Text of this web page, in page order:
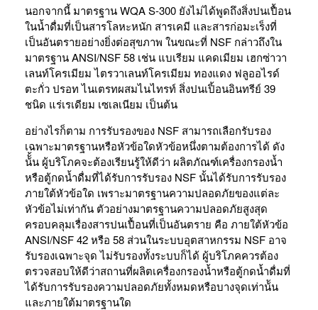
นอกจากนี้ มาตรฐาน WQA S-300 ยังไม่ได้พูดถึงสิ่งปนเปื้อน
ในน้ำดื่มที่เป็นสารโลหะหนัก สารเคมี และสารก่อมะเร็งที่
เป็นอันตรายอย่างยิ่งต่อสุขภาพ ในขณะที่ NSF กล่าวถึงใน
มาตรฐาน ANSI/NSF 58 เช่น แบเรียม แคดเมียม เฮกซ่าวา
เลนท์โครเมียม ไตรวาเลนท์โครเมียม ทองแดง ฟลูออไรด์
ตะกั่ว ปรอท ไนเตรทผสมไนไทรท์ สิ่งปนเปิ้อนอินทรีย์ 39
ชนิด แร่เรเดียม เซเลเนียม เป็นต้น
อย่างไรก็ตาม การรับรองของ NSF สามารถเลือกรับรอง
เฉพาะมาตรฐานหรือหัวข้อใดหัวข้อหนึ่งตามต้องการได้ ดัง
น้ั้น ผู้บริโภคจะต้องเรียนรู้ให้ดีว่า ผลิตภัณฑ์เครื่องกรองน้ำ
หรือตู้กดน้ำดื่มที่ได้รับการรับรอง NSF นั้นได้รับการรับรอง
ภายใต้หัวข้อใด เพราะมาตรฐานความปลอดภัยของแต่ละ
หัวข้อไม่เท่ากัน ตัวอย่างมาตรฐานความปลอดภัยสูงสุด
ครอบคลุมเรื่องสารปนเปื้อนที่เป็นอันตราย คือ ภายใต้หัวข้อ
ANSI/NSF 42 หรือ 58 ส่วนในระบบอุตสาหกรรม NSF อาจ
รับรองเฉพาะจุด ไม่รับรองทั้งระบบก็ได้ ผู้บริโภคควรต้อง
ตรวจสอบให้ดีว่าสถานที่ผลิตเครื่องกรองน้ำหรือตู้กดน้ำดื่มที่
ได้รับการรับรองความปลอดภัยทั้งหมดหรือบางจุดเท่าน้ัน
และภายใต้มาตรฐานใด